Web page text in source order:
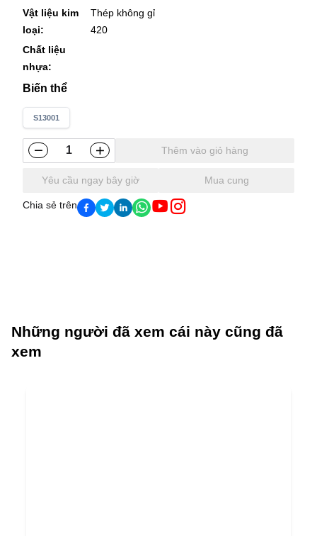
Vật liệu kim
loại:
Thép không gỉ
420
Chất liệu
nhựa:
Biến thể
S13001
Thêm vào giỏ hàng
Yêu cầu ngay bây giờ Mua cung
Chia sẻ trên
Những người đã xem cái này cũng đã
xem